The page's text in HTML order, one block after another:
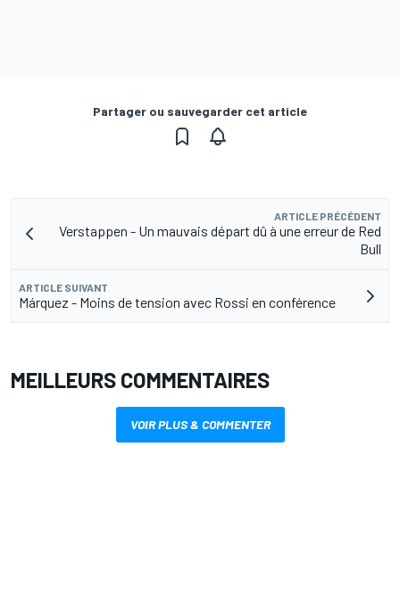
Partager ou sauvegarder cet article
ARTICLE PRÉCÉDENT
Verstappen - Un mauvais départ dû à une erreur de Red
Bull
ARTICLE SUIVANT
Márquez - Moins de tension avec Rossi en conférence
MEILLEURS COMMENTAIRES
VOIR PLUS & COMMENTER